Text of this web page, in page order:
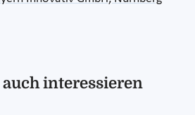
auch interessieren